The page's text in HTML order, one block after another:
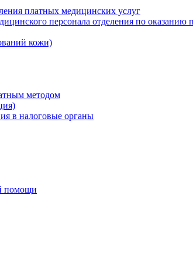
платных медицинских услуг
персонала отделения по
кожи)
методом
в налоговые органы
помощи